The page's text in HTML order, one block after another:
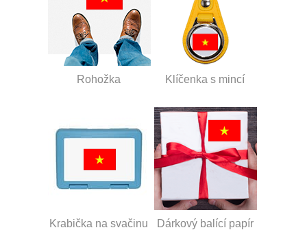
Rohožka Klíčenka s mincí
Krabička na svačinu Dárkový balící papír